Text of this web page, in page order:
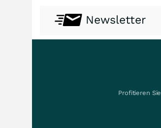
Newsletter
Profitieren